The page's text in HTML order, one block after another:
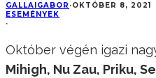
GALLAIGABOR ·OKTÓBER 8, 2021
ESEMÉNYEK
·
Október végén igazi
Mihigh, Nu Zau, Priku,